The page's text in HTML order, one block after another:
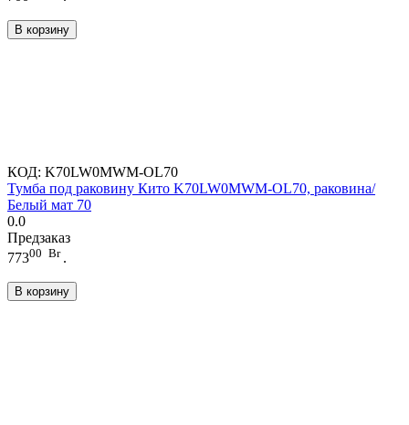
В корзину
КОД: K70LW0MWM-OL70
Тумба под раковину Кито K70LW0MWM-OL70, раковина/
Белый мат 70
0.0
Предзаказ
77300 Br .
В корзину